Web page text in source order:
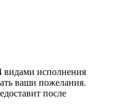
видами исполнения
ваши пожелания.
после